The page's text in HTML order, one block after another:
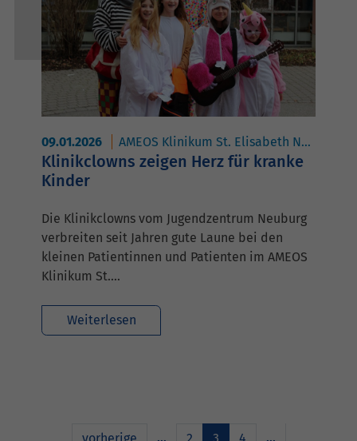
09.01.2026 AMEOS Klinikum St. Elisabeth Neuburg
Klinikclowns zeigen Herz für kranke
Kinder
Die Klinikclowns vom Jugendzentrum Neuburg
verbreiten seit Jahren gute Laune bei den
kleinen Patientinnen und Patienten im AMEOS
Klinikum St.…
Weiterlesen
… …